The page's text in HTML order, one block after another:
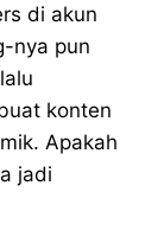
di akun
nya pun
konten
Apakah
jadi